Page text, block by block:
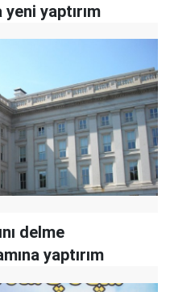
yaptırım
delme
yaptırım